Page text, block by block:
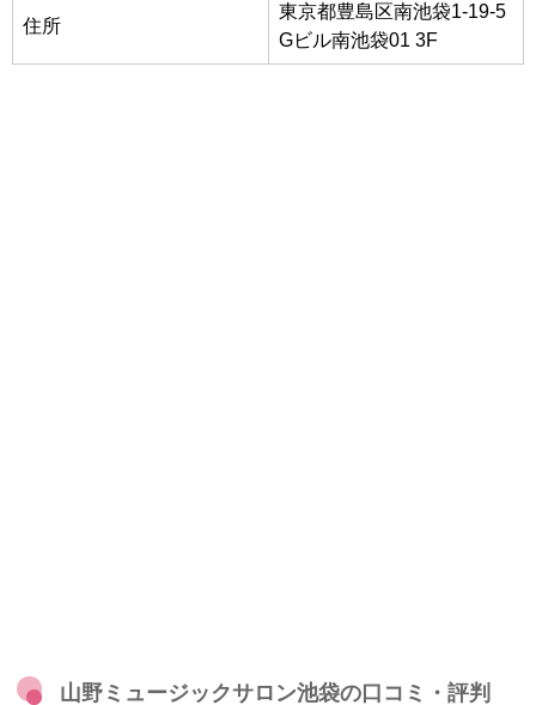
住所
東京都豊島区南池袋1-19-5
Gビル南池袋01 3F
山野ミュージックサロン池袋の口コミ・評判